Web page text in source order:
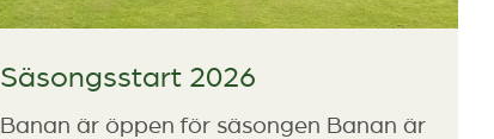
Säsongsstart 2026
Banan är öppen för säsongen Banan är